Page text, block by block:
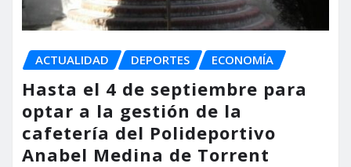
ACTUALIDAD DEPORTES ECONOMÍA
Hasta el 4 de septiembre para
optar a la gestión de la
cafetería del Polideportivo
Anabel Medina de Torrent